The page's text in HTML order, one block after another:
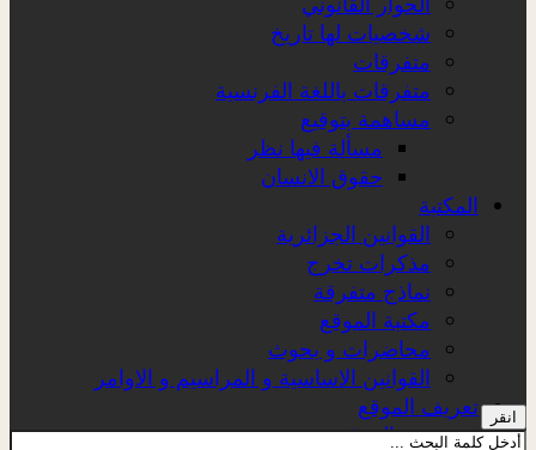
شخصيات لها تاريخ
متفرقات
متفرقات باللغة الفرنسية
مساهمة بتوقيع
مسألة فيها نظر
حقوق الانسان
المكتبة
القوانين الجزائرية
مذكرات تخرج
نماذج متفرقة
مكتبة الموقع
محاضرات و بحوث
القوانين الاساسية و المراسيم و الاوامر
تعريف الموقع
عن الموقع
انقر